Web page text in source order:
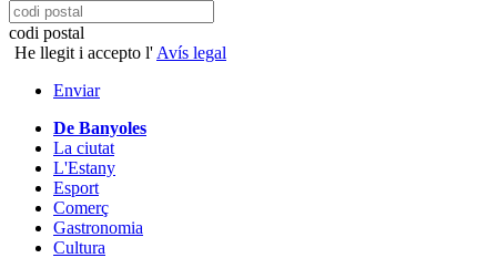
codi postal
He llegit i accepto l' Avís legal
Enviar
De Banyoles
La ciutat
L'Estany
Esport
Comerç
Gastronomia
Cultura